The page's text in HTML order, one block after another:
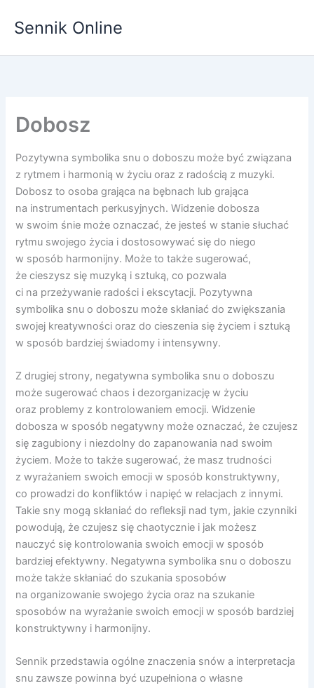
Sennik Online
Dobosz
Pozytywna symbolika snu o doboszu może być związana
z rytmem i harmonią w życiu oraz z radością z muzyki.
Dobosz to osoba grająca na bębnach lub grająca
na instrumentach perkusyjnych. Widzenie dobosza
w swoim śnie może oznaczać, że jesteś w stanie słuchać
rytmu swojego życia i dostosowywać się do niego
w sposób harmonijny. Może to także sugerować,
że cieszysz się muzyką i sztuką, co pozwala
ci na przeżywanie radości i ekscytacji. Pozytywna
symbolika snu o doboszu może skłaniać do zwiększania
swojej kreatywności oraz do cieszenia się życiem i sztuką
w sposób bardziej świadomy i intensywny.
Z drugiej strony, negatywna symbolika snu o doboszu
może sugerować chaos i dezorganizację w życiu
oraz problemy z kontrolowaniem emocji. Widzenie
dobosza w sposób negatywny może oznaczać, że czujesz
się zagubiony i niezdolny do zapanowania nad swoim
życiem. Może to także sugerować, że masz trudności
z wyrażaniem swoich emocji w sposób konstruktywny,
co prowadzi do konfliktów i napięć w relacjach z innymi.
Takie sny mogą skłaniać do refleksji nad tym, jakie czynniki
powodują, że czujesz się chaotycznie i jak możesz
nauczyć się kontrolowania swoich emocji w sposób
bardziej efektywny. Negatywna symbolika snu o doboszu
może także skłaniać do szukania sposobów
na organizowanie swojego życia oraz na szukanie
sposobów na wyrażanie swoich emocji w sposób bardziej
konstruktywny i harmonijny.
Sennik przedstawia ogólne znaczenia snów a interpretacja
snu zawsze powinna być uzupełniona o własne